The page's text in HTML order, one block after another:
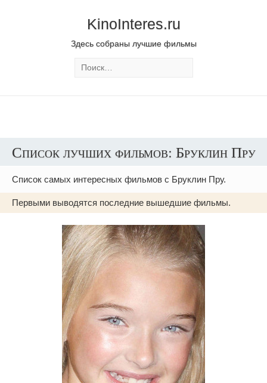
KinoInteres.ru
Здесь собраны лучшие фильмы
Список лучших фильмов: Бруклин Пру
Список самых интересных фильмов с Бруклин Пру.
Первыми выводятся последние вышедшие фильмы.